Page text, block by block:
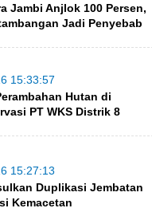
Jambi Anjlok 100 Persen,
Jadi Penyebab
15:33:57
Hutan di
PT WKS Distrik 8
15:27:13
Duplikasi Jembatan
Kemacetan